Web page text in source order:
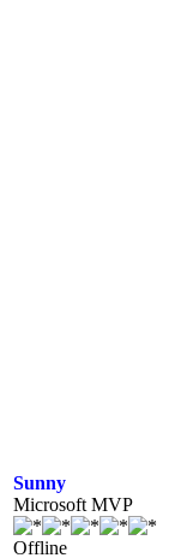
Sunny
Microsoft MVP
Offline